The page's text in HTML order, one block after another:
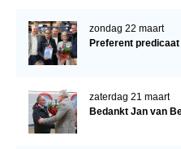
zondag 22 maart
Preferent predicaat
zaterdag 21 maart
Bedankt Jan van